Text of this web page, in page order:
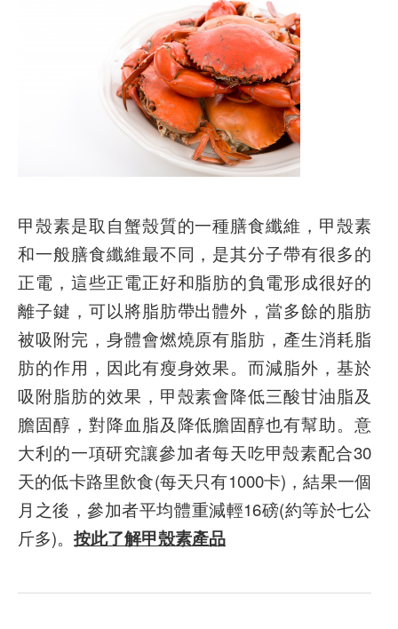
甲殼素是取自蟹殼質的一種膳食纖維，甲殼素
和一般膳食纖維最不同，是其分子帶有很多的
正電，這些正電正好和脂肪的負電形成很好的
離子鍵，可以將脂肪帶出體外，當多餘的脂肪
被吸附完，身體會燃燒原有脂肪，產生消耗脂
肪的作用，因此有瘦身效果。而減脂外，基於
吸附脂肪的效果，甲殼素會降低三酸甘油脂及
膽固醇，對降血脂及降低膽固醇也有幫助。意
大利的一項研究讓參加者每天吃甲殼素配合30
天的低卡路里飲食(每天只有1000卡)，結果一個
月之後，參加者平均體重減輕16磅(約等於七公
斤多)。 按此了解甲殼素產品